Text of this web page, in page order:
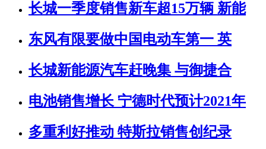
长城一季度销售新车超15万辆 新能
东风有限要做中国电动车第一 英
长城新能源汽车赶晚集 与御捷合
电池销售增长 宁德时代预计2021年
多重利好推动 特斯拉销售创纪录